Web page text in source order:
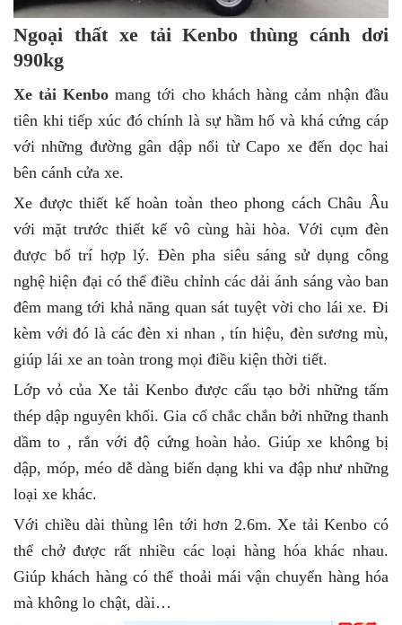
Ngoại thất xe tải Kenbo thùng cánh dơi
990kg
Xe tải Kenbo mang tới cho khách hàng cảm nhận đầu
tiên khi tiếp xúc đó chính là sự hầm hố và khá cứng cáp
với những đường gân dập nổi từ Capo xe đến dọc hai
bên cánh cửa xe.
Xe được thiết kế hoàn toàn theo phong cách Châu Âu
với mặt trước thiết kế vô cùng hài hòa. Với cụm đèn
được bố trí hợp lý. Đèn pha siêu sáng sử dụng công
nghệ hiện đại có thể điều chỉnh các dải ánh sáng vào ban
đêm mang tới khả năng quan sát tuyệt vời cho lái xe. Đi
kèm với đó là các đèn xi nhan , tín hiệu, đèn sương mù,
giúp lái xe an toàn trong mọi điều kiện thời tiết.
Lớp vỏ của Xe tải Kenbo được cấu tạo bởi những tấm
thép dập nguyên khối. Gia cố chắc chắn bởi những thanh
dầm to , rắn với độ cứng hoàn hảo. Giúp xe không bị
dập, móp, méo dễ dàng biến dạng khi va đập như những
loại xe khác.
Với chiều dài thùng lên tới hơn 2.6m. Xe tải Kenbo có
thể chở được rất nhiều các loại hàng hóa khác nhau.
Giúp khách hàng có thể thoải mái vận chuyển hàng hóa
mà không lo chật, dài…